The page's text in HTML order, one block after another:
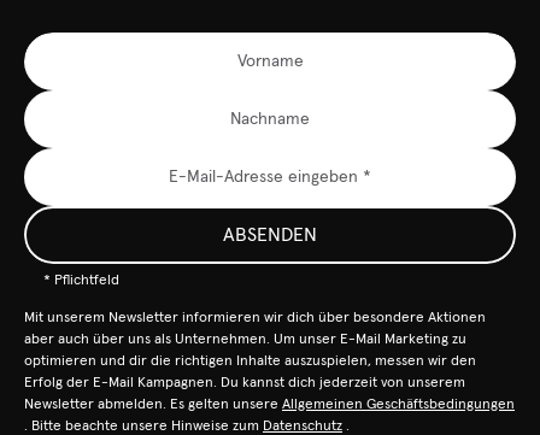
ABSENDEN
* Pflichtfeld
Mit unserem Newsletter informieren wir dich über besondere Aktionen
aber auch über uns als Unternehmen. Um unser E-Mail Marketing zu
optimieren und dir die richtigen Inhalte auszuspielen, messen wir den
Erfolg der E-Mail Kampagnen. Du kannst dich jederzeit von unserem
Newsletter abmelden. Es gelten unsere Allgemeinen Geschäftsbedingungen
. Bitte beachte unsere Hinweise zum Datenschutz .